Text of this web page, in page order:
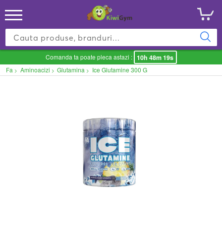
Comanda ta poate pleca astazi : 10h 48m 19s
Fa > Aminoacizi > Glutamina > Ice Glutamine 300 G